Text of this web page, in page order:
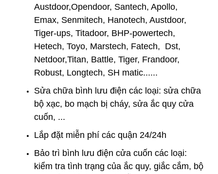
Austdoor,Opendoor, Santech, Apollo,
Emax, Senmitech, Hanotech, Austdoor,
Tiger-ups, Titadoor, BHP-powertech,
Hetech, Toyo, Marstech, Fatech, Dst,
Netdoor,Titan, Battle, Tiger, Frandoor,
Robust, Longtech, SH matic......
Sửa chữa bình lưu điện các loại: sửa chữa
bộ xạc, bo mạch bị cháy, sửa ắc quy cửa
cuốn, ...
Lắp đặt miễn phí các quận 24/24h
Bảo trì bình lưu điện cửa cuốn các loại:
kiểm tra tình trạng của ắc quy, giắc cắm, bộ